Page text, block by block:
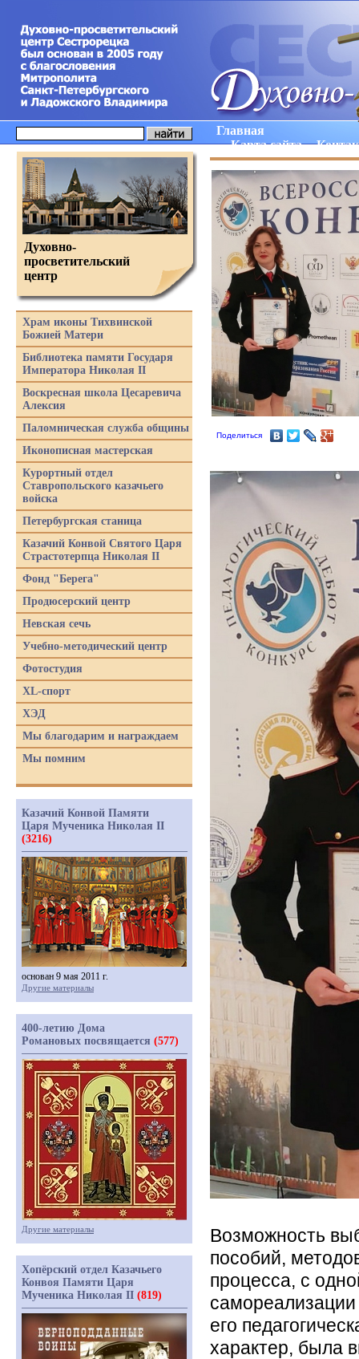
Главная
Карта сайта
Поделиться
Возможность
пособий,
процесса, с
самореализации
его
характер, была
Духовно-
просветительский
центр
Храм иконы Тихвинской
Божией Матери
Библиотека памяти Государя
Императора Николая II
Воскресная школа Цесаревича
Алексия
Паломническая служба общины
Иконописная мастерская
Курортный отдел
Ставропольского казачьего
войска
Петербургская станица
Казачий Конвой Святого Царя
Страстотерпца Николая II
Фонд "Берега"
Продюсерский центр
Невская сечь
Учебно-методический центр
Фотостудия
XL-спорт
ХЭД
Мы благодарим и награждаем
Мы помним
Казачий Конвой Памяти
Царя Мученика Николая II
(3216)
основан 9 мая 2011 г.
Другие материалы
400-летию Дома
Романовых посвящается (577)
Другие материалы
Хопёрский отдел Казачьего
Конвоя Памяти Царя
Мученика Николая II (819)